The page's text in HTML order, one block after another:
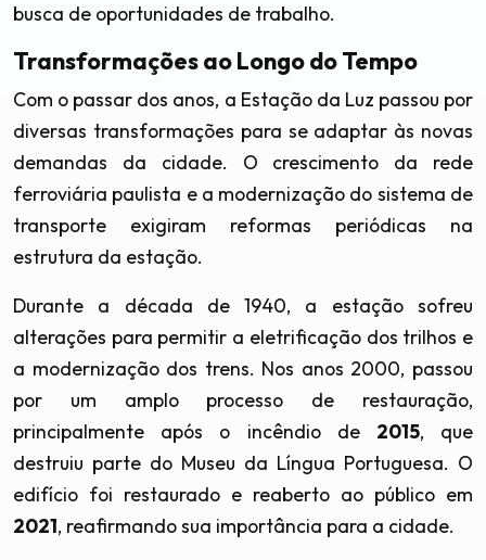
busca de oportunidades de trabalho.
Transformações ao Longo do Tempo
Com o passar dos anos, a Estação da Luz passou por
diversas transformações para se adaptar às novas
demandas da cidade. O crescimento da rede
ferroviária paulista e a modernização do sistema de
transporte exigiram reformas periódicas na
estrutura da estação.
Durante a década de 1940, a estação sofreu
alterações para permitir a eletrificação dos trilhos e
a modernização dos trens. Nos anos 2000, passou
por um amplo processo de restauração,
principalmente após o incêndio de 2015, que
destruiu parte do Museu da Língua Portuguesa. O
edifício foi restaurado e reaberto ao público em
2021, reafirmando sua importância para a cidade.